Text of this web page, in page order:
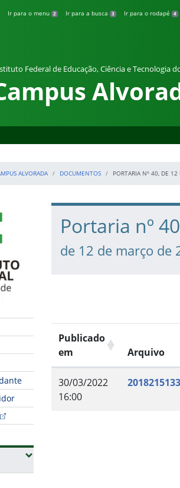
Ir para o menu 2 Ir para a busca 3 Ir para o rodapé 4
Federal de Educação, Ciência e Tecnologia
ALVORADA DOCUMENTOS PORTARIA Nº 40, DE
SUBMENUS)
Início do conteúdo
Portaria nº
de 12 de março de
Publicado
em
Arquivo
30/03/2022
16:00